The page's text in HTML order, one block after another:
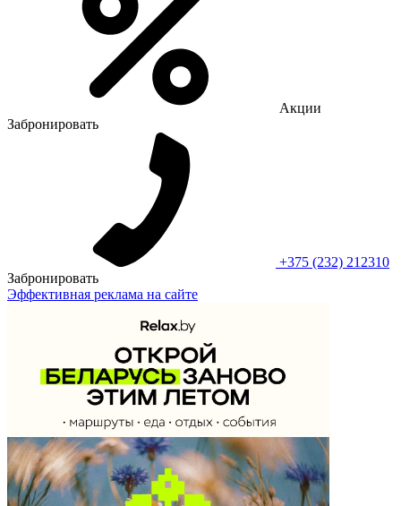
Акции
Забронировать
+375 (232) 212310
Забронировать
Эффективная реклама на сайте